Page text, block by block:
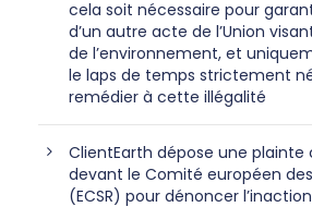
cela soit nécessaire pour
d’un autre acte de l’Union
de l’environnement, et
le laps de temps strictement
remédier à cette illégalité
ClientEarth dépose une plainte
devant le Comité européen
(ECSR) pour dénoncer